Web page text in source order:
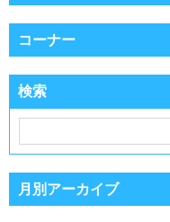
コーナー
検索
月別アーカイブ